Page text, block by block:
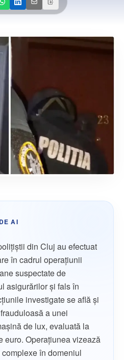
AI
din Cluj au efectuat
în cadrul operațiunii
suspectate de
asigurărilor și fals în
investigate se află și
a unei
de lux, evaluată la
euro. Operațiunea vizează
în domeniul